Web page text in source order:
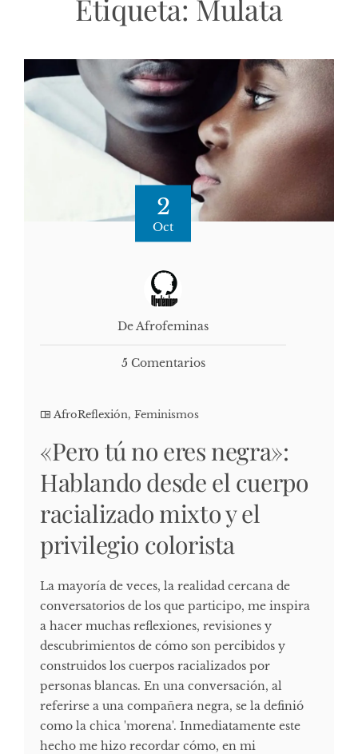
Etiqueta: Mulata
2
Oct
De Afrofeminas
5 Comentarios
AfroReflexión, Feminismos
«Pero tú no eres negra»:
Hablando desde el cuerpo
racializado mixto y el
privilegio colorista
La mayoría de veces, la realidad cercana de
conversatorios de los que participo, me inspira
a hacer muchas reflexiones, revisiones y
descubrimientos de cómo son percibidos y
construidos los cuerpos racializados por
personas blancas. En una conversación, al
referirse a una compañera negra, se la definió
como la chica 'morena'. Inmediatamente este
hecho me hizo recordar cómo, en mi